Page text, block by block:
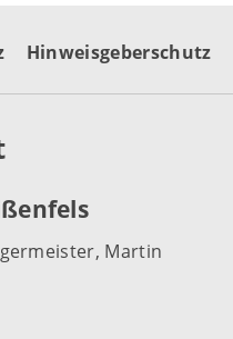
Hinweisgeberschutz
Martin